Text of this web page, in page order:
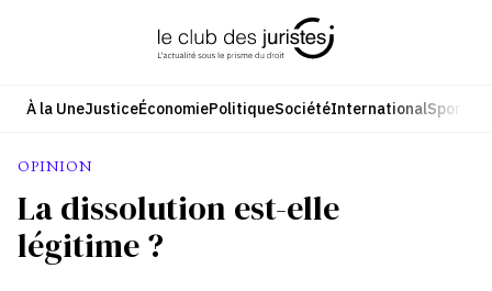
À la UneJusticeÉconomiePolitiqueSociétéInternationalSport
OPINION
La dissolution est-elle
légitime ?